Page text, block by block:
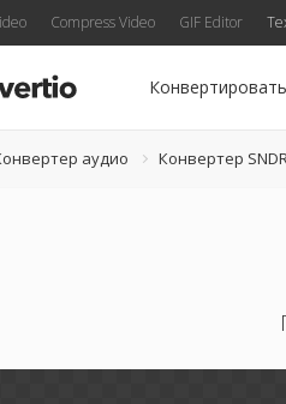
Compress Video GIF Editor
Конвертировать
аудио Конвертер